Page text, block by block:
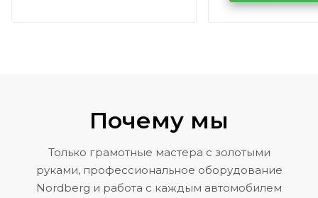
Volkswagen
Почему мы
Только грамотные мастера с золотыми
руками, профессиональное оборудование
Nordberg и работа с каждым автомобилем